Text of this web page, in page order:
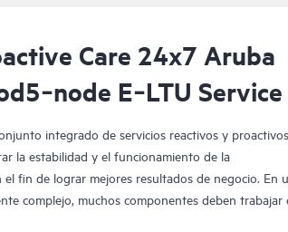
Care 24x7 Aruba
E‑LTU Service
integrado de servicios reactivos y proactivos
la estabilidad y el funcionamiento de la
fin de lograr mejores resultados de negocio. En
complejo, muchos componentes deben trabajar